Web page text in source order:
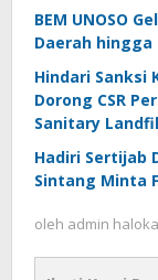
BEM UNOSO
Daerah
Hindari Sanksi
Dorong CSR
Sanitary
Hadiri Sertijab
Sintang Minta
oleh admin